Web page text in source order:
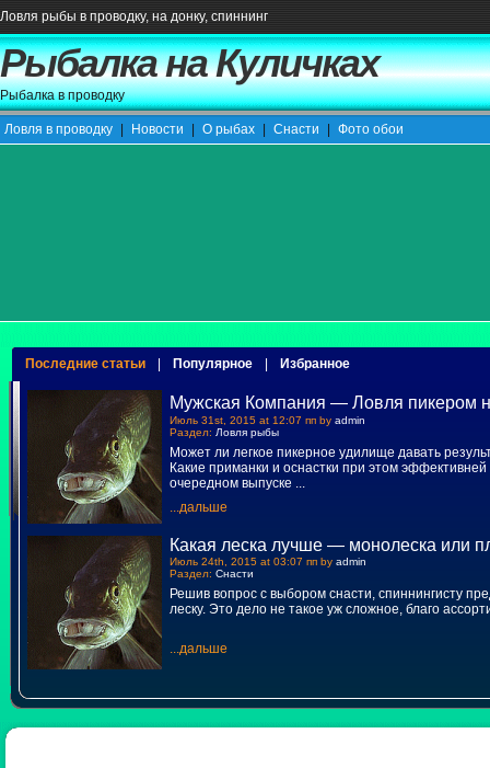
Ловля рыбы в проводку, на донку, спиннинг
Рыбалка на Куличках
Рыбалка в проводку
Ловля в проводку Новости О рыбах Снасти Фото обои
Последние статьи Популярное Избранное
Мужская Компания — Ловля пикером
Июль 31st, 2015 at 12:07 пп by admin
Раздел: Ловля рыбы
Может ли легкое пикерное удилище давать
Какие приманки и оснастки при этом эффективней
очередном выпуске ...
...дальше
Какая леска лучше — монолеска или
Июль 24th, 2015 at 03:07 пп by admin
Раздел: Снасти
Решив вопрос с выбором снасти, спиннингисту
леску. Это дело не такое уж сложное, благо
...дальше